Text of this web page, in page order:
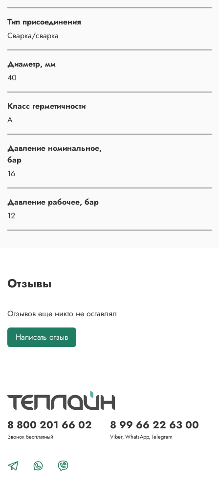
Тип присоединения
Сварка/сварка
Диаметр, мм
40
Класс герметичности
A
Давление номинальное,
бар
16
Давление рабочее, бар
12
Отзывы
Отзывов еще никто не оставлял
Написать отзыв
8 800 201 66 02
Звонок бесплатный
8 99 66 22 63 00
Viber, WhatsApp, Telegram